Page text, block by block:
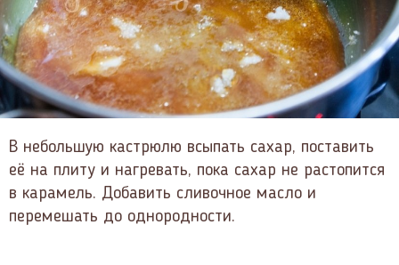
В небольшую кастрюлю всыпать сахар, поставить
её на плиту и нагревать, пока сахар не растопится
в карамель. Добавить сливочное масло и
перемешать до однородности.